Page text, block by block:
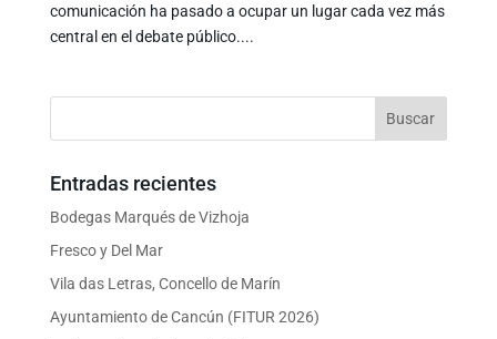
comunicación ha pasado a ocupar un lugar cada vez más
central en el debate público....
Entradas recientes
Bodegas Marqués de Vizhoja
Fresco y Del Mar
Vila das Letras, Concello de Marín
Ayuntamiento de Cancún (FITUR 2026)